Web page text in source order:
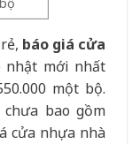
báo giá cửa
nhật mới nhất
một bộ.
bao gồm
cửa nhựa nhà